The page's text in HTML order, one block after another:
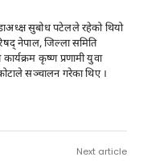
सुबोध पटेलले रहेको थियो
नेपाल, जिल्ला समिति
कृष्ण प्रणामी युवा
सञ्चालन गरेका थिए ।
Next article